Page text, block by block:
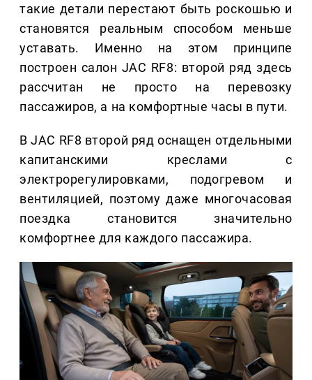
такие детали перестают быть роскошью и
становятся реальным способом меньше
уставать. Именно на этом принципе
построен салон JAC RF8: второй ряд здесь
рассчитан не просто на перевозку
пассажиров, а на комфортные часы в пути.
В JAC RF8 второй ряд оснащен отдельными
капитанскими креслами с
электрорегулировками, подогревом и
вентиляцией, поэтому даже многочасовая
поездка становится значительно
комфортнее для каждого пассажира.